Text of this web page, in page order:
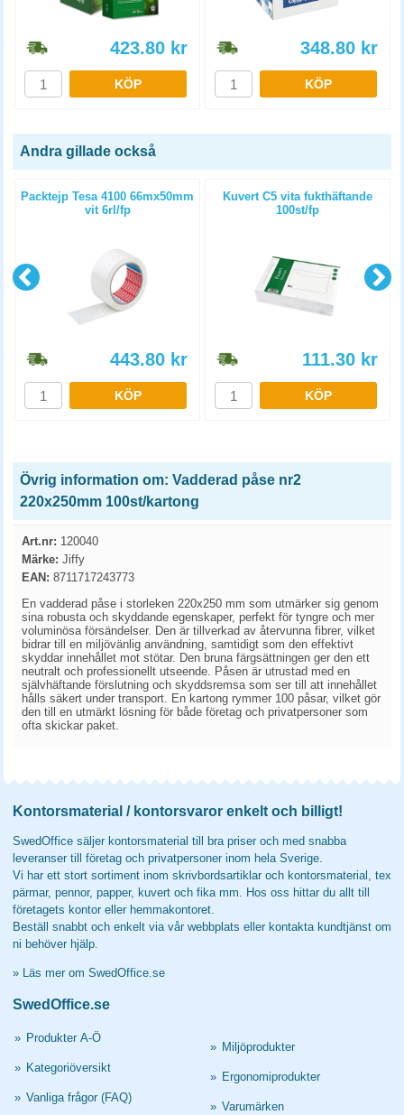
423.80 kr
KÖP
348.80 kr
KÖP
Andra gillade också
Packtejp Tesa 4100 66mx50mm
vit 6rl/fp
443.80 kr
KÖP
Kuvert C5 vita fukthäftande
100st/fp
111.30 kr
KÖP
Övrig information om: Vadderad påse nr2
220x250mm 100st/kartong
Art.nr: 120040
Märke: Jiffy
EAN: 8711717243773
En vadderad påse i storleken 220x250 mm som utmärker sig genom
sina robusta och skyddande egenskaper, perfekt för tyngre och mer
voluminösa försändelser. Den är tillverkad av återvunna fibrer, vilket
bidrar till en miljövänlig användning, samtidigt som den effektivt
skyddar innehållet mot stötar. Den bruna färgsättningen ger den ett
neutralt och professionellt utseende. Påsen är utrustad med en
självhäftande förslutning och skyddsremsa som ser till att innehållet
hålls säkert under transport. En kartong rymmer 100 påsar, vilket gör
den till en utmärkt lösning för både företag och privatpersoner som
ofta skickar paket.
Kontorsmaterial / kontorsvaror enkelt och billigt!
SwedOffice säljer kontorsmaterial till bra priser och med snabba
leveranser till företag och privatpersoner inom hela Sverige.
Vi har ett stort sortiment inom skrivbordsartiklar och kontorsmaterial, tex
pärmar, pennor, papper, kuvert och fika mm. Hos oss hittar du allt till
företagets kontor eller hemmakontoret.
Beställ snabbt och enkelt via vår webbplats eller kontakta kundtjänst om
ni behöver hjälp.
» Läs mer om SwedOffice.se
SwedOffice.se
» Produkter A-Ö
» Kategoriöversikt
» Vanliga frågor (FAQ)
» Miljöprodukter
» Ergonomiprodukter
» Varumärken